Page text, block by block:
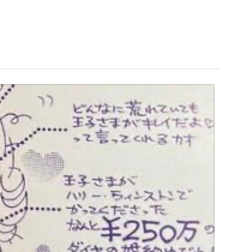
ゃう見た目だな